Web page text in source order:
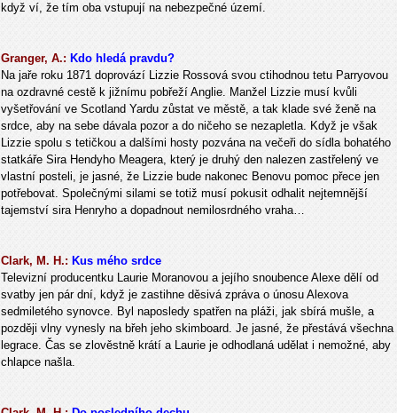
když ví, že tím oba vstupují na nebezpečné území.
Granger, A.: Kdo hledá pravdu?
Na jaře roku 1871 doprovází Lizzie Rossová svou ctihodnou tetu Parryovou
na ozdravné cestě k jižnímu pobřeží Anglie. Manžel Lizzie musí kvůli
vyšetřování ve Scotland Yardu zůstat ve městě, a tak klade své ženě na
srdce, aby na sebe dávala pozor a do ničeho se nezapletla. Když je však
Lizzie spolu s tetičkou a dalšími hosty pozvána na večeři do sídla bohatého
statkáře Sira Hendyho Meagera, který je druhý den nalezen zastřelený ve
vlastní posteli, je jasné, že Lizzie bude nakonec Benovu pomoc přece jen
potřebovat. Společnými silami se totiž musí pokusit odhalit nejtemnější
tajemství sira Henryho a dopadnout nemilosrdného vraha…
Clark, M. H.: Kus mého srdce
Televizní producentku Laurie Moranovou a jejího snoubence Alexe dělí od
svatby jen pár dní, když je zastihne děsivá zpráva o únosu Alexova
sedmiletého synovce. Byl naposledy spatřen na pláži, jak sbírá mušle, a
později vlny vynesly na břeh jeho skimboard. Je jasné, že přestává všechna
legrace. Čas se zlověstně krátí a Laurie je odhodlaná udělat i nemožné, aby
chlapce našla.